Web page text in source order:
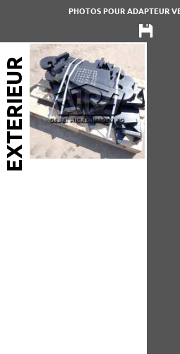
PHOTOS POUR ADAPTEUR
EXTERIEUR